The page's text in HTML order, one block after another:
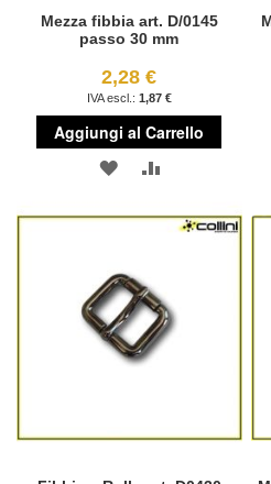
Mezza fibbia art. D/0145
passo 30 mm
2,28 €
1,87 €
Aggiungi al Carrello
AGGIUNGI
DESIDERI
AGGIUNGI